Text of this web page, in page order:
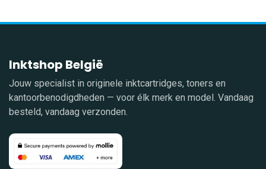
Inktshop België
Jouw specialist in originele inktcartridges, toners en
kantoorbenodigdheden — voor élk merk en model. Vandaag
besteld, vandaag verzonden.